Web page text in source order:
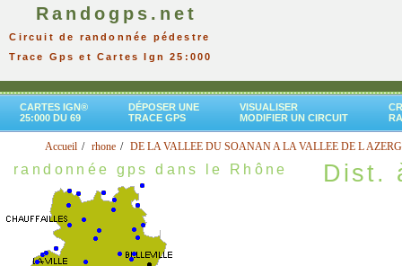
Randogps.net
Circuit de randonnée pédestre
Trace Gps et Cartes Ign 25:000
CARTES IGN®
25:000 DU 69
DÉPOSER UNE
TRACE GPS
VISUALISER
MODIFIER UN CIRCUIT
Accueil rhone DE LA VALLEE DU SOANAN A LA VALLEE DE L
randonnée gps dans le Rhône Dist.